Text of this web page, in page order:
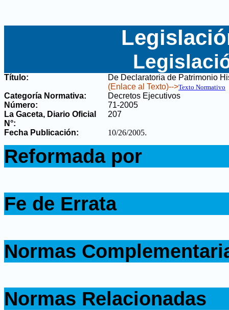
Título:
De Declaratoria de Patrimonio
(Enlace al Texto)-->Texto Normativo
Categoría Normativa:
Decretos Ejecutivos
Número:
71-2005
La Gaceta, Diario Oficial
N°:
207
Fecha Publicación: 10/26/2005.
Reformada por
Fe de Errata
Normas
Normas Relacionadas